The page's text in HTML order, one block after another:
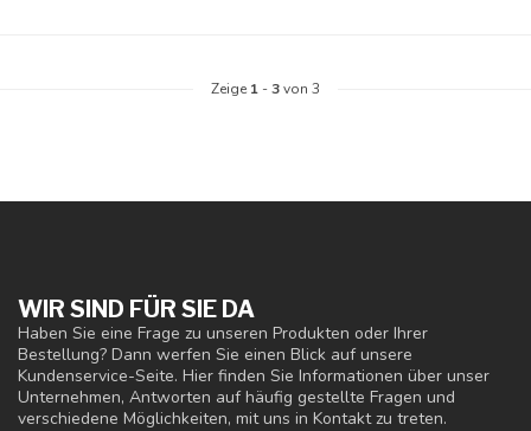
Zeige 1 -3von 3
WIR SIND FÜR SIE DA
Haben Sie eine Frage zu unseren Produkten oder Ihrer
Bestellung? Dann werfen Sie einen Blick auf unsere
Kundenservice-Seite. Hier finden Sie Informationen über unser
Unternehmen, Antworten auf häufig gestellte Fragen und
verschiedene Möglichkeiten, mit uns in Kontakt zu treten.